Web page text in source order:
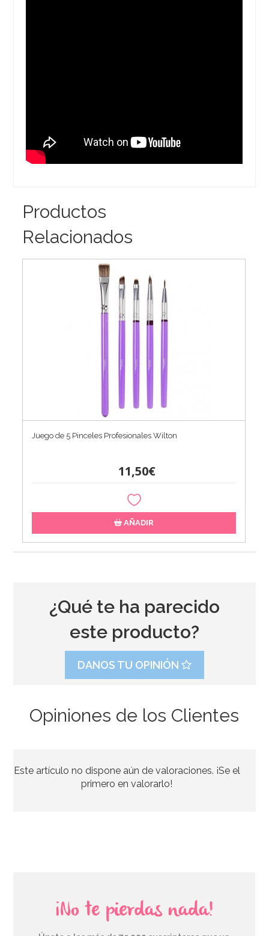
Productos
Relacionados
Juego de 5 Pinceles Profesionales Wilton
11,50€
AÑADIR
¿Qué te ha parecido
este producto?
DANOS TU OPINIÓN
Opiniones de los Clientes
Este artículo no dispone aún de valoraciones. ¡Se el
primero en valorarlo!
¡No te pierdas nada!